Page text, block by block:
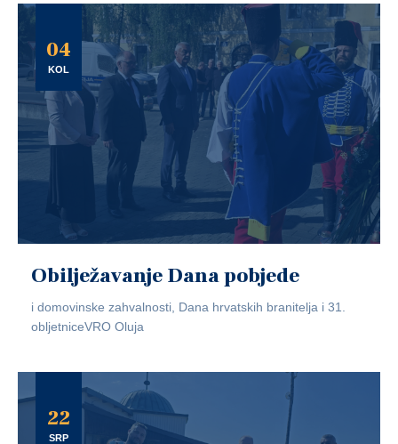
04
KOL
Obilježavanje Dana pobjede
i domovinske zahvalnosti, Dana hrvatskih branitelja i 31.
obljetniceVRO Oluja
22
SRP